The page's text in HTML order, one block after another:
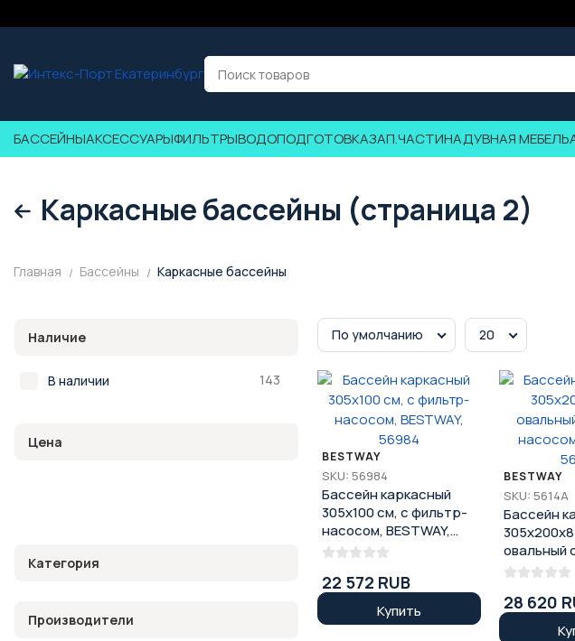
БАССЕЙНЫАКСЕССУАРЫФИЛЬТРЫВОДОПОДГОТОВКАЗАП.ЧАСТИНАДУВНАЯ МЕБЕЛЬ
Каркасные бассейны (страница 2)
Главная Бассейны Каркасные бассейны
Наличие
В наличии 143
Цена
Категория
Производители
По умолчанию 20
BESTWAY
SKU: 56984
Бассейн каркасный
305х100 см, с фильтр-
насосом, BESTWAY,
56984
22 572 RUB
Купить
BESTWAY
SKU: 5614А
Бассейн
овальный
насосом
28 620